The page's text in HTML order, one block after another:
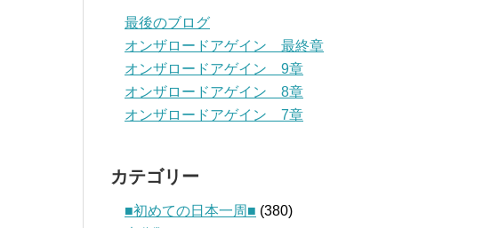
最後のブログ
オンザロードアゲイン 最終章
オンザロードアゲイン 9章
オンザロードアゲイン 8章
オンザロードアゲイン 7章
カテゴリー
■初めての日本一周■ (380)